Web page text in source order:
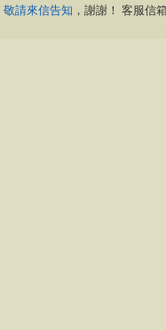
敬請來信告知 ，謝謝！ 客服信